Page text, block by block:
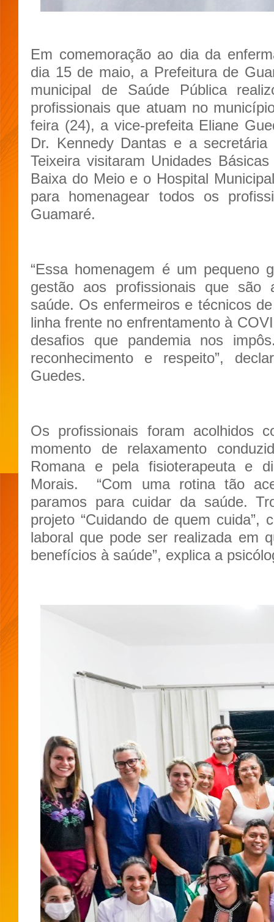
Em comemoração ao dia da
dia 15 de maio, a Prefeitura de
municipal de Saúde Pública
profissionais que atuam no
feira (24), a vice-prefeita Eliane
Dr. Kennedy Dantas e a
Teixeira visitaram Unidades
Baixa do Meio e o Hospital
para homenagear todos os
Guamaré.
“Essa homenagem é um pequeno
gestão aos profissionais que
saúde. Os enfermeiros e técnicos
linha frente no enfrentamento à
desafios que pandemia nos
reconhecimento e respeito”,
Guedes.
Os profissionais foram acolhidos
momento de relaxamento
Romana e pela fisioterapeuta e
Morais.
“Com uma rotina tão
paramos para cuidar da saúde.
projeto “Cuidando de quem cuida”,
laboral que pode ser realizada em
benefícios à saúde”, explica a